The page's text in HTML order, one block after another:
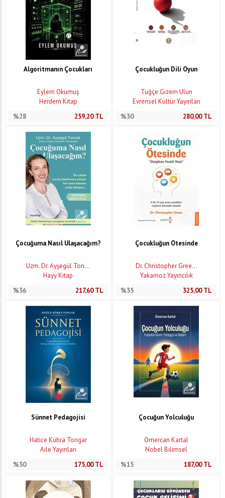
Algoritmanın Çocukları
Eylem Okumuş
Herdem Kitap
%28
259,20TL
Çocukluğun Dili Oyun
Tuğçe Gizem Ulun
Evrensel Kültür Yayınları
%30
280,00TL
Çocuğuma Nasıl Ulaşacağım?
Uzm. Dr. Ayşegül Ton...
Hayy Kitap
%36
217,60TL
Çocukluğun Ötesinde
Dr. Christopher Gree...
Yakamoz Yayıncılık
%35
325,00TL
Sünnet Pedagojisi
Hatice Kübra Tongar
Aile Yayınları
%30
175,00TL
Çocuğun Yolculuğu
Ömercan Kartal
Nobel Bilimsel
%15
187,00TL